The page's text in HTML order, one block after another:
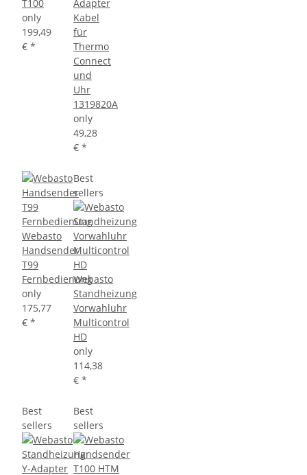
T100
only
199,49
€ *
Adapter
Kabel
für
Thermo
Connect
und
Uhr
1319820A
only
49,28
€ *
Webasto
Handsender
T99
Fernbedienung
only
175,77
€ *
Best
sellers
Webasto
Standheizung
Vorwahluhr
Multicontrol
HD
only
114,38
€ *
Best
sellers
Best
sellers